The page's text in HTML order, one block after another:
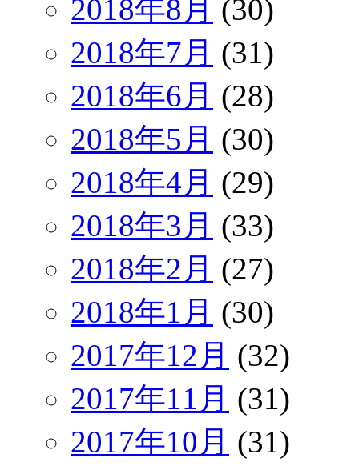
2018年8月 (30)
2018年7月 (31)
2018年6月 (28)
2018年5月 (30)
2018年4月 (29)
2018年3月 (33)
2018年2月 (27)
2018年1月 (30)
2017年12月 (32)
2017年11月 (31)
2017年10月 (31)